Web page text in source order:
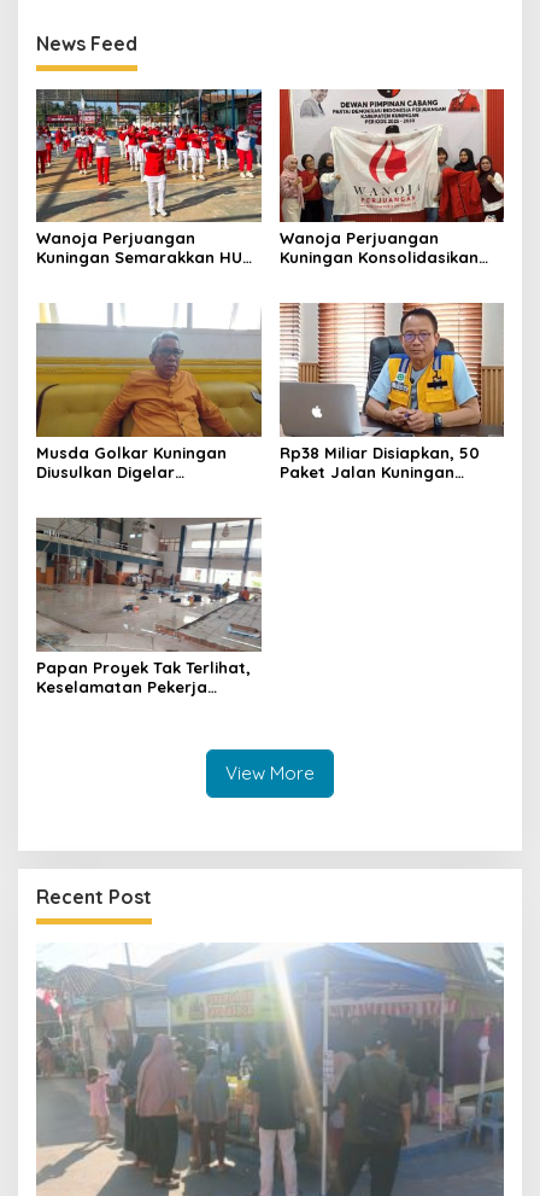
News Feed
Wanoja Perjuangan
Kuningan Semarakkan HUT
dan Berdaya
Wanoja Perjuangan
Kuningan Konsolidasikan
Muda
Musda Golkar Kuningan
Diusulkan Digelar
Rp38 Miliar Disiapkan, 50
Paket Jalan Kuningan
Papan Proyek Tak Terlihat,
Keselamatan Pekerja
View More
Recent Post